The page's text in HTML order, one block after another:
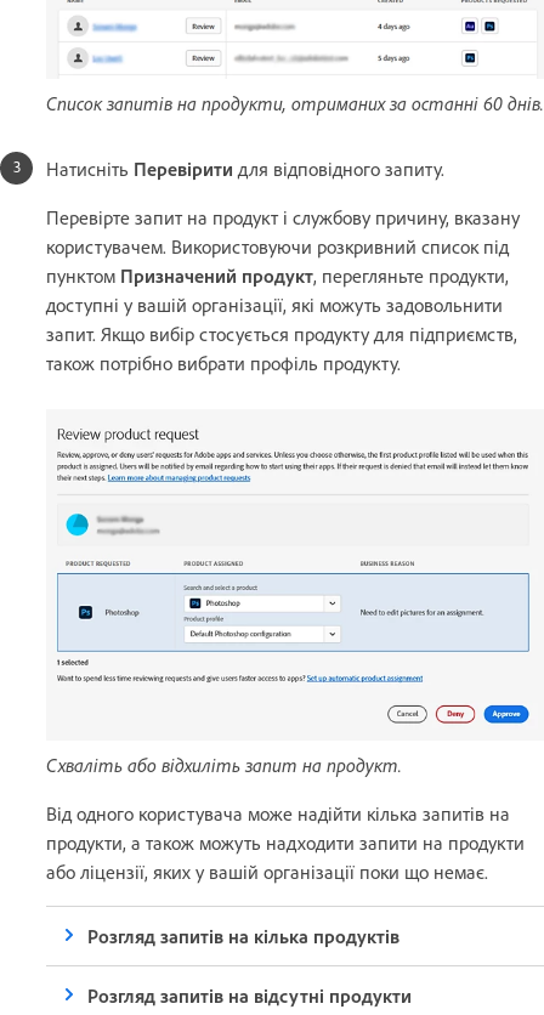
Список запитів на продукти, отриманих за останні 60 днів.
Натисніть Перевірити для відповідного запиту.
Перевірте запит на продукт і службову причину, вказану
користувачем. Використовуючи розкривний список під
пунктом Призначений продукт, перегляньте продукти,
доступні у вашій організації, які можуть задовольнити
запит. Якщо вибір стосується продукту для підприємств,
також потрібно вибрати профіль продукту.
Схваліть або відхиліть запит на продукт.
Від одного користувача може надійти кілька запитів на
продукти, а також можуть надходити запити на продукти
або ліцензії, яких у вашій організації поки що немає.
Розгляд запитів на кілька продуктів
Розгляд запитів на відсутні продукти